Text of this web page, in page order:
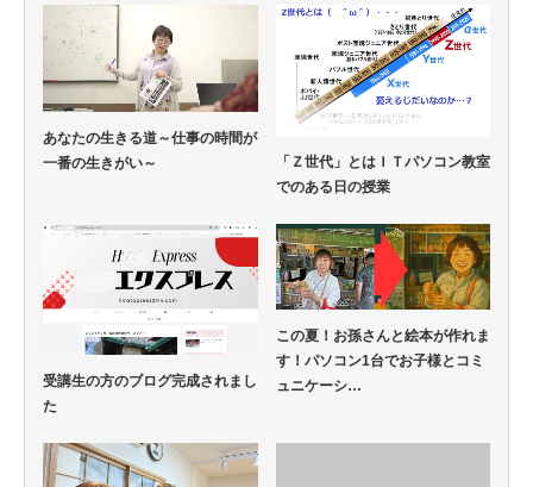
あなたの生きる道～仕事の時間が
一番の生きがい～
「Ｚ世代」とはＩＴパソコン教室
でのある日の授業
受講生の方のブログ完成されまし
た
この夏！お孫さんと絵本が作れま
す！パソコン1台でお子様とコミ
ュニケーシ…